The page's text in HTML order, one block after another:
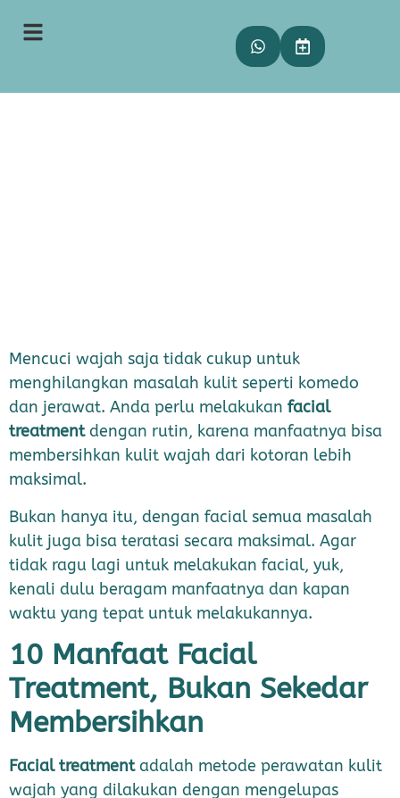
10 Manfaat Facial Treatment
yang Wajib Dicoba
Mencuci wajah saja tidak cukup untuk
menghilangkan masalah kulit seperti komedo
dan jerawat. Anda perlu melakukan facial
treatmentdengan rutin, karena manfaatnya bisa
membersihkan kulit wajah dari kotoran lebih
maksimal.
Bukan hanya itu, dengan facial semua masalah
kulit juga bisa teratasi secara maksimal. Agar
tidak ragu lagi untuk melakukan facial, yuk,
kenali dulu beragam manfaatnya dan kapan
waktu yang tepat untuk melakukannya.
10 Manfaat Facial
Treatment, Bukan Sekedar
Membersihkan
Facial treatmentadalah metode perawatan kulit
wajah yang dilakukan dengan mengelupas